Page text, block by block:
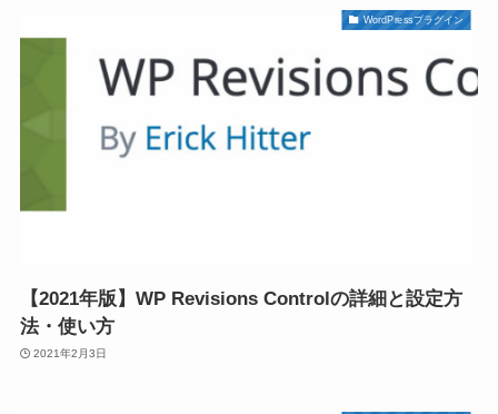
WordPressプラグイン
【2021年版】WP Revisions Controlの詳細と設定方
法・使い方
2021年2月3日